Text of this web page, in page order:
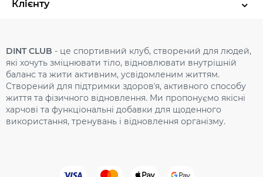
Клієнту
DINT CLUB - це спортивний клуб, створений для людей,
які хочуть зміцнювати тіло, відновлювати внутрішній
баланс та жити активним, усвідомленим життям.
Cтворений для підтримки здоровʼя, активного способу
життя та фізичного відновлення. Ми пропонуємо якісні
харчові та функціональні добавки для щоденного
використання, тренувань і відновлення організму.